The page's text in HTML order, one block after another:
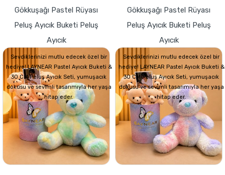
Gökkuşağı Pastel Rüyası
Peluş Ayıcık Buketi Peluş
Ayıcık
Sevdiklerinizi mutlu edecek özel bir
hediye! LAYNEAR Pastel Ayıcık Buketi &
30 CM Peluş Ayıcık Seti, yumuşacık
dokusu ve sevimli tasarımıyla her yaşa
hitap eder.
Gökkuşağı Pastel Rüyası
Peluş Ayıcık Buketi Peluş
Ayıcık
Sevdiklerinizi mutlu edecek özel bir
hediye! LAYNEAR Pastel Ayıcık Buketi &
30 CM Peluş Ayıcık Seti, yumuşacık
dokusu ve sevimli tasarımıyla her yaşa
hitap eder.